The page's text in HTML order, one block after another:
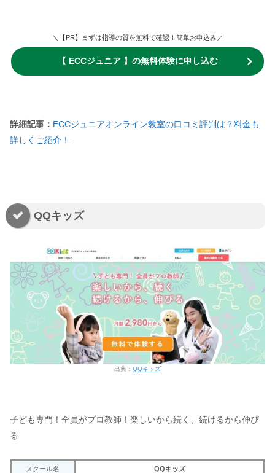
＼【PR】まずは指導の質を無料で確認！簡単お申込み／
【 ECCジュニア 】の無料体験に申し込む
詳細記事： ECCジュニアオンライン教室の口コミ評判は？料金も
詳しくご紹介！
QQキッズ
出典： QQキッズ
子ども専門！全員がプロ教師！楽しいから続く、続けるから伸び
る
スクール名 QQキッズ